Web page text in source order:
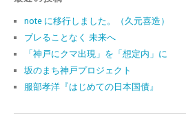
note に移行しました。（久元喜造）
ブレることなく 未来へ
「神戸にクマ出現」を「想定内」に
坂のまち神戸プロジェクト
服部孝洋『はじめての日本国債』